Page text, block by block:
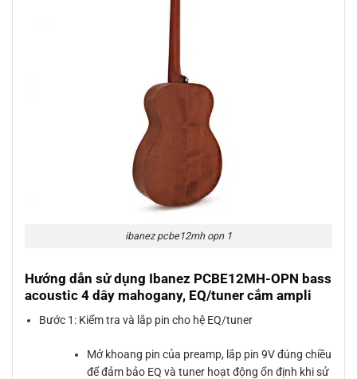
ibanez pcbe12mh opn 1
Hướng dẫn sử dụng Ibanez PCBE12MH-OPN bass
acoustic 4 dây mahogany, EQ/tuner cắm ampli
Bước 1: Kiểm tra và lắp pin cho hệ EQ/tuner
Mở khoang pin của preamp, lắp pin 9V đúng chiều
để đảm bảo EQ và tuner hoạt động ổn định khi sử